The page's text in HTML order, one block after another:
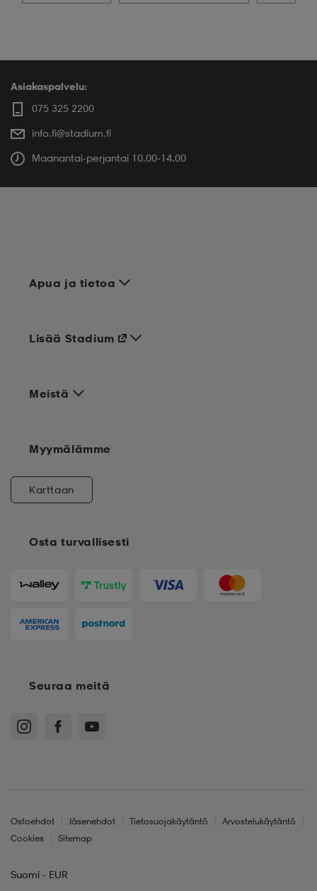
Asiakaspalvelu:
075 325 2200
info.fi@stadium.fi
Maanantai-perjantai 10.00-14.00
Apua ja tietoa
Meistä
Osta turvallisesti
Lisää Stadium
Myymälämme
Karttaan
Seuraa meitä
Ostoehdot Jäsenehdot Tietosuojakäytäntö
Arvostelukäytäntö
Cookies
Sitemap
Suomi - EUR